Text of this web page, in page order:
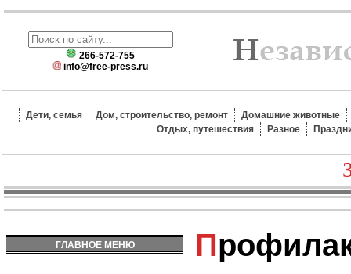
266-572-755
info@free-press.ru
Дети, семья Дом, строительство, ремонт
Домашние животные
Отдых, путешествия
Разное
ГЛАВНОЕ МЕНЮ